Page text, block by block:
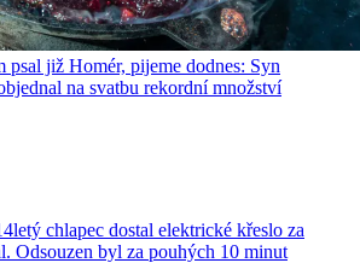
již Homér, pijeme dodnes: Syn
na svatbu rekordní množství
chlapec dostal elektrické křeslo za
Odsouzen byl za pouhých 10 minut